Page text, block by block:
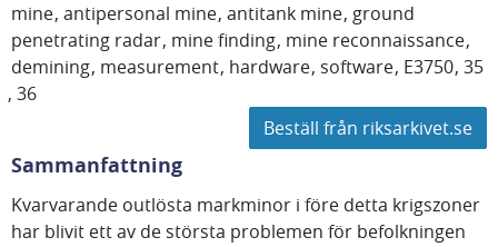
mine antipersonal mine antitank mine ground
penetrating radar mine finding mine reconnaissance
demining measurement hardware software E3750 35
36
Beställ från riksarkivet.se
Sammanfattning
Kvarvarande outlösta markminor i före detta krigszoner
har blivit ett av de största problemen för befolkningen